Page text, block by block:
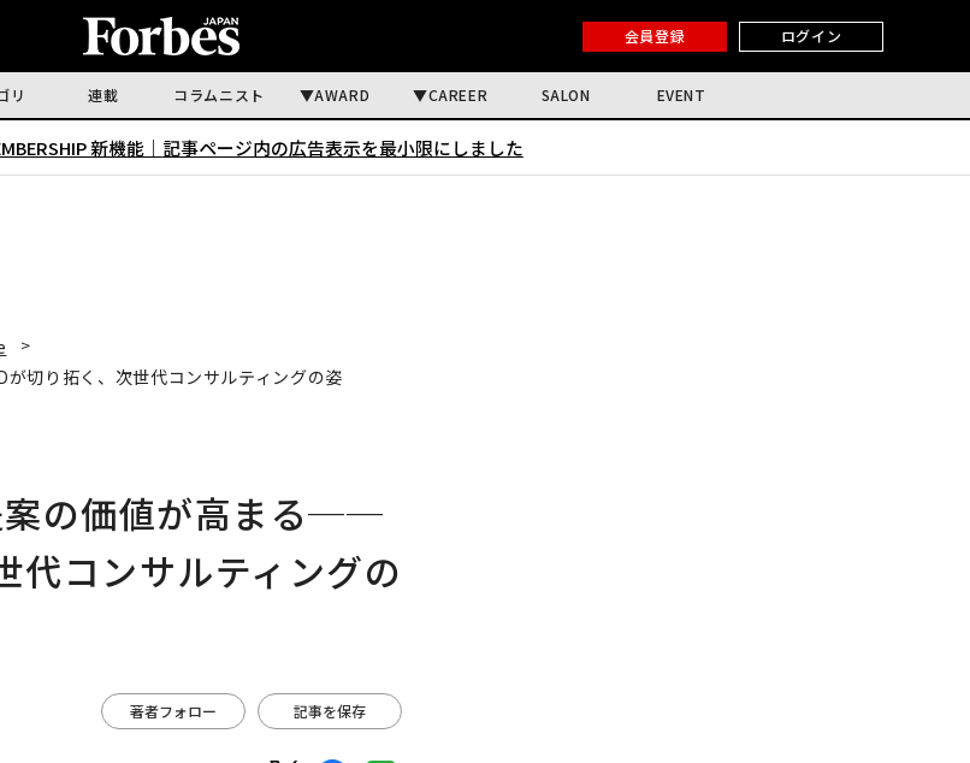
会員登録 ログイン
リ 連載 コラムニスト AWARD CAREER SALON EVENT
新機能｜ 記事ページ内の広告表示を最小限にしました
切り拓く、次世代コンサルティングの姿
案の価値が高まる──
代コンサルティングの
著者フォロー 記事を保存